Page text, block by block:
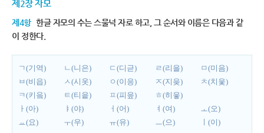
제2장 자모
제4항 한글 자모의 수는 스물넉 자로 하고, 그 순서와 이름은 다음과 같
이 정한다.
ㄱ(기역) ㄴ(니은) ㄷ(디귿) ㄹ(리을)
ㅁ(미음)
ㅂ(비읍)
ㅅ(시옷) ㅇ(이응) ㅈ(지읒)
ㅊ(치읓)
ㅋ(키읔)
ㅌ(티읕) ㅍ(피읖)
ㅎ(히읗)
ㅏ(아)
ㅑ(야) ㅓ(어) ㅕ(여)
ㅗ(오)
ㅛ(요)
ㅜ(우) ㅠ(유) ㅡ(으) ㅣ(이)